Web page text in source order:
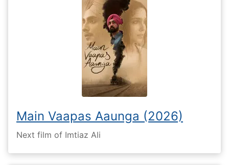
Main Vaapas Aaunga (2026)
Next film of Imtiaz Ali